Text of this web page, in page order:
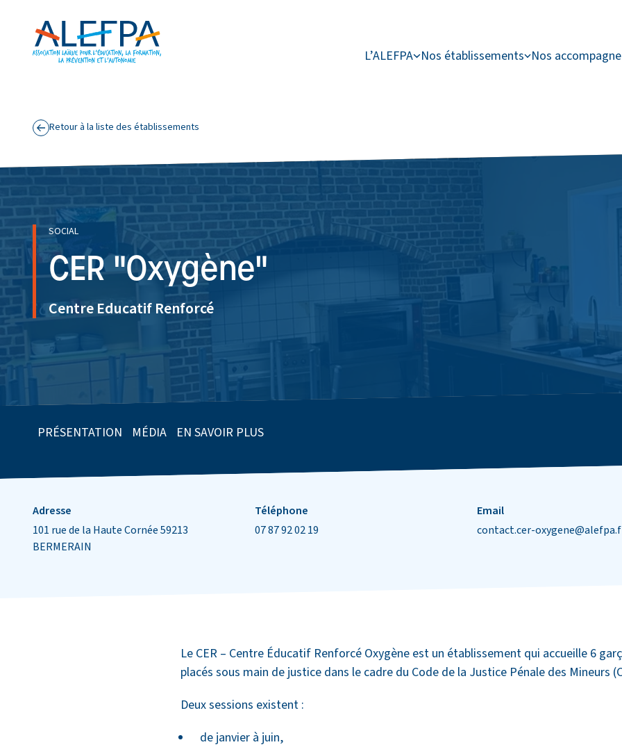
L’ALEFPA Nos établissements Nos
Retour à la liste des établissements
SOCIAL
CER "Oxygène"
Centre Educatif Renforcé
PRÉSENTATION MÉDIA EN SAVOIR PLUS
Informations de contact
Adresse
101 rue de la Haute Cornée 59213
BERMERAIN
Téléphone
07 87 92 02 19
Email
contact.cer-
Le CER – Centre Éducatif Renforcé Oxygène est un établissement qui accueille 6
placés sous main de justice dans le cadre du Code de la Justice Pénale des Mineurs
Deux sessions existent :
de janvier à juin,